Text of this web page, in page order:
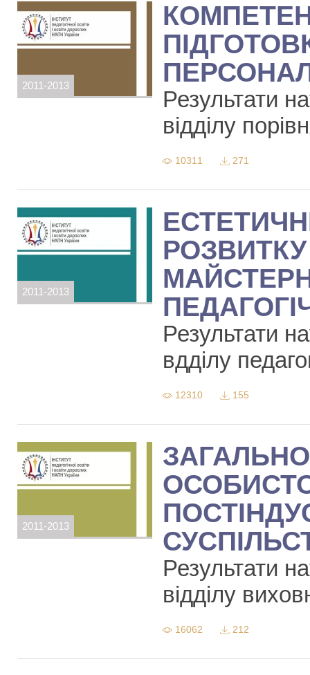
2011-2013
Результати
відділу
10311 271
2011-2013
РОЗВИТКУ
Результати
вдділу
12310 155
2011-2013
Результати
відділу
16062 212